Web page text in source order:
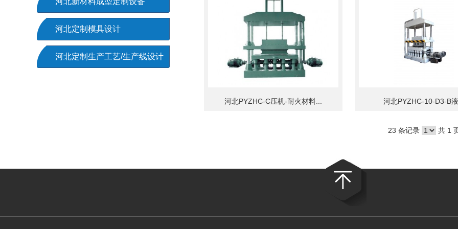
河北定制模具设计
河北定制生产工艺/生产线设计
河北PYZHC-C压机-耐火材料... 河北PYZHC-10-D3-B
23 条记录 共 1